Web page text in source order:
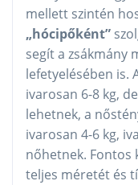
mellett szintén
„hócipőként”
segít a zsákmány
lefetyelésében is.
ivarosan 6-8 kg,
lehetnek, a
ivarosan 4-6 kg,
nőhetnek. Fontos
teljes méretét és